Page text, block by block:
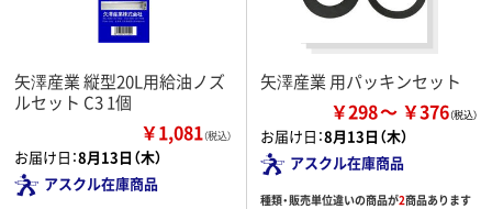
矢澤産業 縦型20L用給油ノズ
ルセット C3 1個
￥1,081（税込）
お届け日：8月13日（木）
アスクル在庫商品
矢澤産業 用パッキンセット
￥298 ￥376
お届け日：8月13日（木）
アスクル在庫商品
種類・販売単位違いの商品が2商品あります